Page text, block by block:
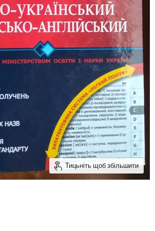
Тицьніть щоб збільшити